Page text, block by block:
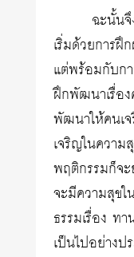
ฉะนั้น
เริ่มด้วยการ
แต่พร้อมกับก
ฝึกพัฒนาเรื่อ
พัฒนาให้คนเ
เจริญในคว
พฤติกรรมก็จ
จะมีความสุข
ธรรมเรื่อง ท
เป็นไปอย่าง